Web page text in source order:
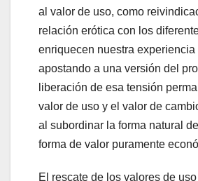
al valor de uso, como
relación erótica con los
enriquecen nuestra experiencia
apostando a una versión del
liberación de esa tensión
valor de uso y el valor de
al subordinar la forma natural
forma de valor puramente
El rescate de los valores de